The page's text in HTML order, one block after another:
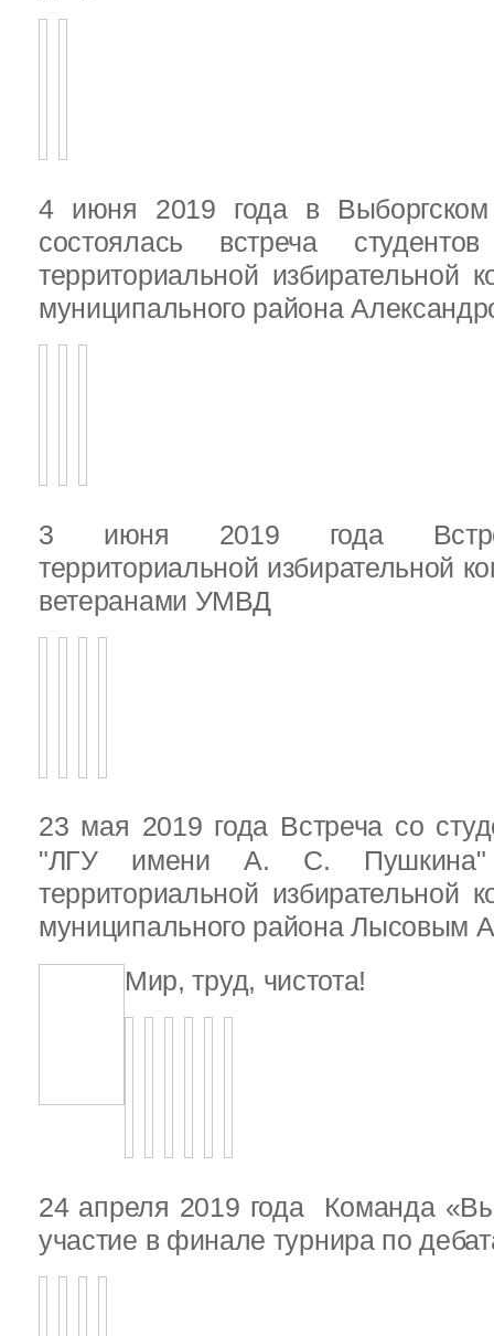
4 июня 2019 года в
состоялась встреча
территориальной избирательной
муниципального района
3 июня 2019 года
территориальной избирательной
ветеранами УМВД
23 мая 2019 года Встреча со
"ЛГУ имени А. С. Пушкина"
территориальной избирательной
муниципального района Лысовым
Мир, труд, чистота!
24 апреля 2019 года Команда
участие в финале турнира по